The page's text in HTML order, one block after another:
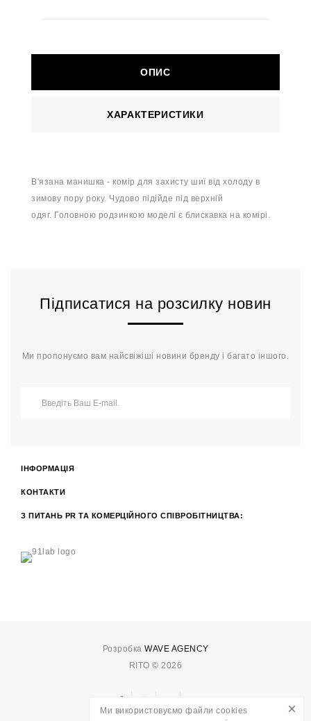
ОПИС
ХАРАКТЕРИСТИКИ
В'язана манишка - комір для захисту шиї від холоду в
зимову пору року. Чудово підійде під верхній
одяг. Головною родзинкою моделі є блискавка на комірі.
Підписатися на розсилку новин
Ми пропонуємо вам найсвіжіші новини бренду і багато іншого.
ІНФОРМАЦІЯ
КОНТАКТИ
З ПИТАНЬ PR ТА КОМЕРЦІЙНОГО СПІВРОБІТНИЦТВА:
Розробка WAVE AGENCY
RITO © 2026
Ми використовуємо файли cookies
×